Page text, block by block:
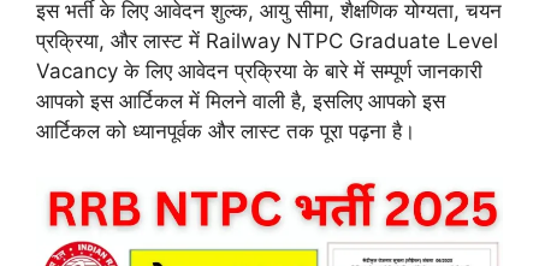
इस भर्ती के लिए आवेदन शुल्क, आयु सीमा, शैक्षणिक योग्यता, चयन
प्रक्रिया, और लास्ट में Railway NTPC Graduate Level
Vacancy के लिए आवेदन प्रक्रिया के बारे में सम्पूर्ण जानकारी
आपको इस आर्टिकल में मिलने वाली है, इसलिए आपको इस
आर्टिकल को ध्यानपूर्वक और लास्ट तक पूरा पढ़ना है।